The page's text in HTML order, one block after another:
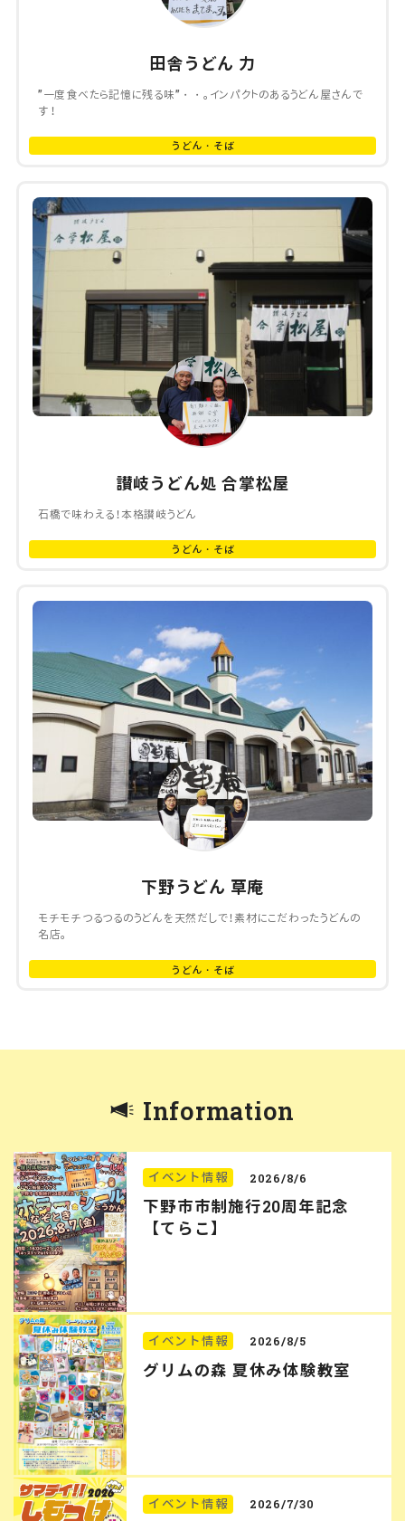
田舎うどん 力
”一度食べたら記憶に残る味”・・。インパクトのあるうどん屋さんで
す！
うどん・そば
讃岐うどん処 合掌松屋
石橋で味わえる！本格讃岐うどん
うどん・そば
下野うどん 草庵
モチモチつるつるのうどんを天然だしで！素材にこだわったうどんの
名店。
うどん・そば
Information
イベント情報 2026/8/6
下野市市制施行20周年記念
【てらこ】
イベント情報 2026/8/5
グリムの森 夏休み体験教室
イベント情報 2026/7/30